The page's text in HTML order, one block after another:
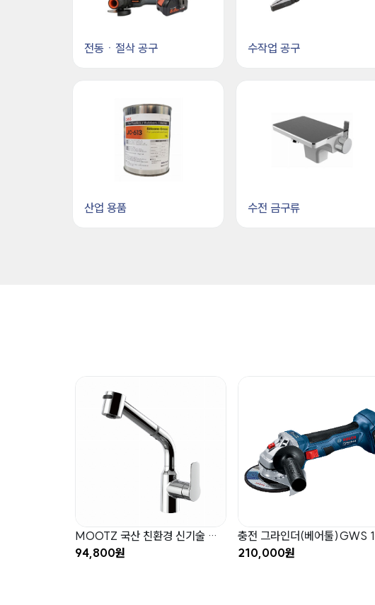
전동ㆍ절삭 공구 수작업 공구
산업 용품 수전 금구류
MOOTZ 국산 친환경 신기술 주방수전 싱크대 측면 원홀 수전 MS117
94,800원
210,000원